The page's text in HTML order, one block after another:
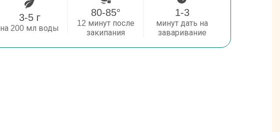
3-5 г
на 200 мл воды
80-85°
12 минут после
закипания
1-3
минут дать на
заваривание